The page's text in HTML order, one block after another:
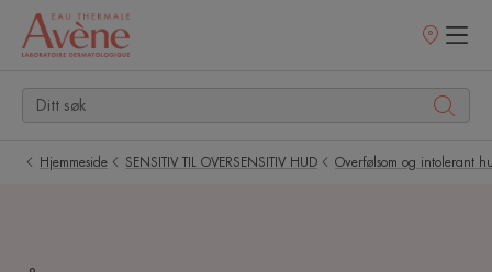
Utsalgssteder
Hjemmeside SENSITIV TIL OVERSENSITIV HUD Overfølsom og intolerant